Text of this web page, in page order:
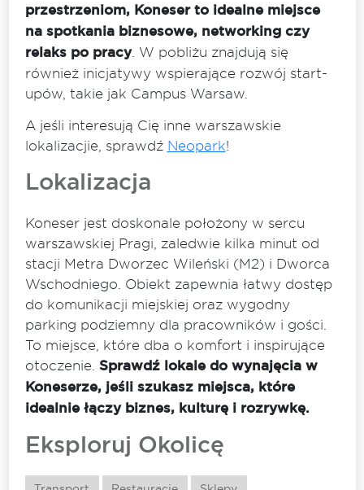
przestrzeniom, Koneser to idealne miejsce
na spotkania biznesowe, networking czy
relaks po pracy. W pobliżu znajdują się
również inicjatywy wspierające rozwój start-
upów, takie jak Campus Warsaw.
A jeśli interesują Cię inne warszawskie
lokalizacjie, sprawdź Neopark!
Lokalizacja
Koneser jest doskonale położony w sercu
warszawskiej Pragi, zaledwie kilka minut od
stacji Metra Dworzec Wileński (M2) i Dworca
Wschodniego. Obiekt zapewnia łatwy dostęp
do komunikacji miejskiej oraz wygodny
parking podziemny dla pracowników i gości.
To miejsce, które dba o komfort i inspirujące
otoczenie. Sprawdź lokale do wynajęcia w
Koneserze, jeśli szukasz miejsca, które
idealnie łączy biznes, kulturę i rozrywkę.
Eksploruj Okolicę